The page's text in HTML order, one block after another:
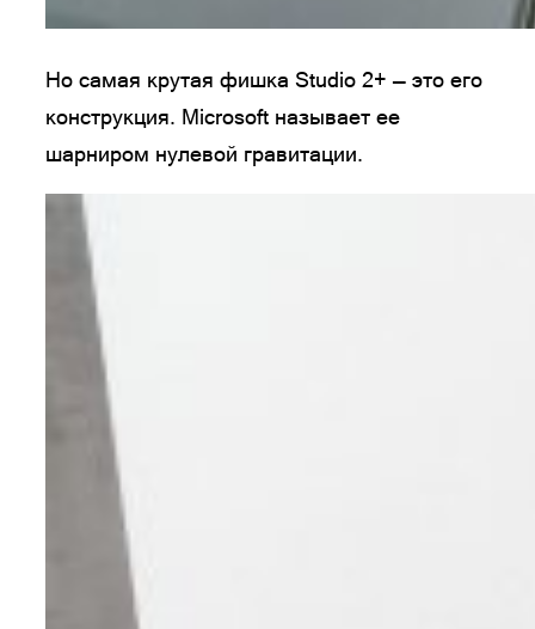
Но самая крутая фишка Studio 2+ — это его
конструкция. Microsoft называет ее
шарниром нулевой гравитации.